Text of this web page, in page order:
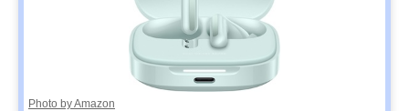
Photo by Amazon